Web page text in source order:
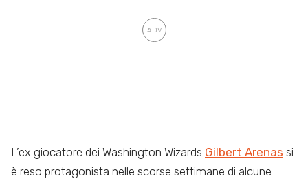
L’ex giocatore dei Washington Wizards Gilbert Arenas si
è reso protagonista nelle scorse settimane di alcune